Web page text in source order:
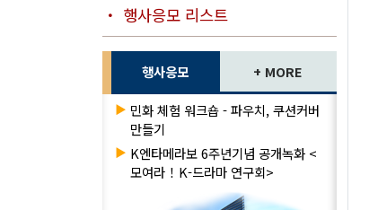
・ 행사응모 리스트
행사응모 + MORE
▶ 민화 체험 워크숍 - 파우치, 쿠션커버
만들기
▶ K엔타메라보 6주년기념 공개녹화 <
모여라！K-드라마 연구회>